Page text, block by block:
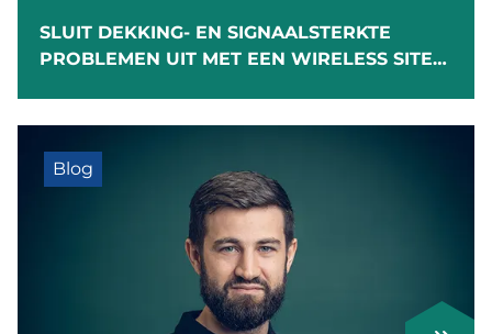
SLUIT DEKKING- EN SIGNAALSTERKTE
PROBLEMEN UIT MET EEN WIRELESS SITE
Blog